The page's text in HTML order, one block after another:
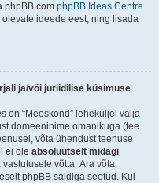
phpBB.com phpBB Ideas Centre
ideede eest, ning lisada
ja/või juriidilise küsimuse
on “Meeskond” leheküljel välja
domeeninime omanikuga (tee
võta ühendust teenuse
ei ole absoluutselt midagi
võtta. Ära võta
phpBB saidiga seotud. Kui